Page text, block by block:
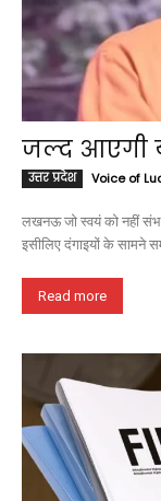
जल्द आएगी
उत्तर प्रदेश Voice of
लखनऊ जो स्वयं को नहीं
इसीलिए दंगाइयों के सामने
Read more